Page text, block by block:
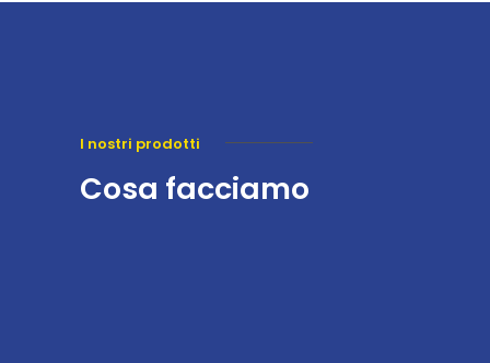
I nostri prodotti
Cosa facciamo